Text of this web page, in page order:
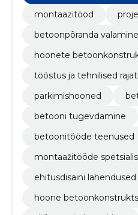
montaazitööd
betoonpõranda
hoonete
tööstus ja tehnilised
parkimishooned
betooni tugevdamine
betoonitööde teenused
montaažitööde
ehitusdisaini lahendused
hoone